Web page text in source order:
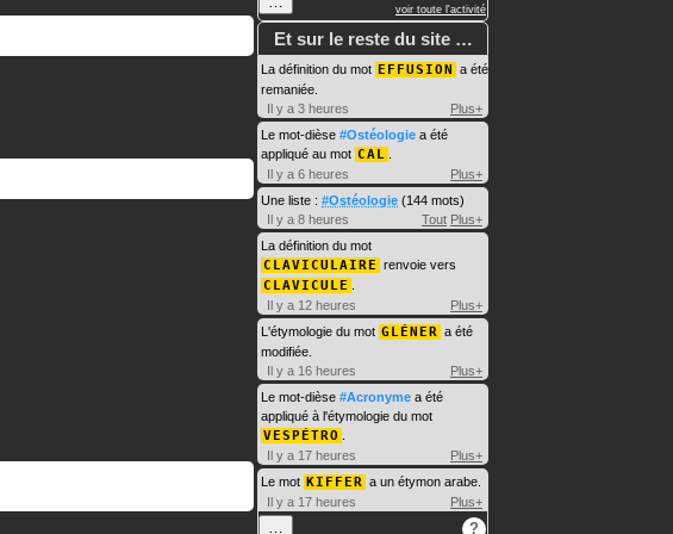
voir toute l'activité
Et sur le reste du site …
La définition du mot EFFUSION a été
remaniée.
Il y a 3 heures
Plus+
Le mot-dièse #Ostéologie a été
appliqué au mot CAL
Il y a 6 heures
Plus+
Une liste : #Ostéologie (144 mots)
Il y a 8 heures
Tout Plus+
La définition du mot
CLAVICULAIRE renvoie vers
CLAVICULE
Il y a 12 heures
Plus+
L'étymologie du mot GLÉNER a été
modifiée.
Il y a 16 heures
Plus+
Le mot-dièse #Acronyme a été
appliqué à l'étymologie du mot
VESPÉTRO
Il y a 17 heures
Plus+
Le mot KIFFER a un étymon arabe.
Il y a 17 heures
Plus+
… ?